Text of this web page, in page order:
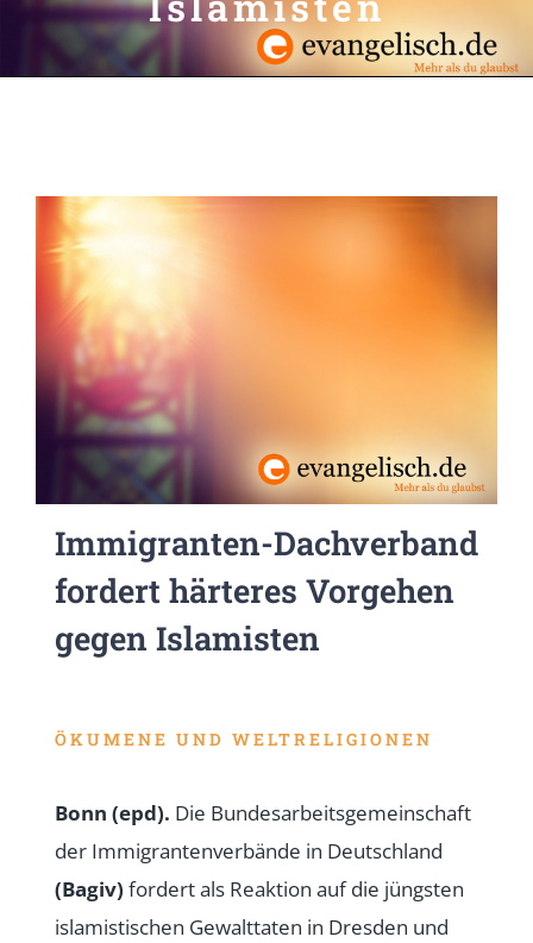
Immigranten-Dachverband
fordert härteres Vorgehen
gegen Islamisten
ÖKUMENE UND WELTRELIGIONEN
Bonn (epd). Die Bundesarbeitsgemeinschaft
der Immigrantenverbände in Deutschland
(Bagiv) fordert als Reaktion auf die jüngsten
islamistischen Gewalttaten in Dresden und